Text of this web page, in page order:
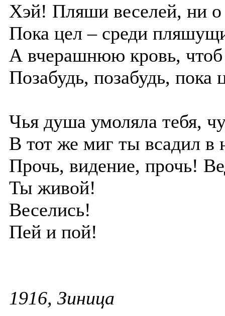
Хэй! Пляши веселей, ни
Пока цел – среди
А вчерашнюю кровь, чтоб
Позабудь, позабудь, пока
Чья душа умоляла тебя,
В тот же миг ты всадил в
Прочь, видение, прочь!
Ты живой!
Веселись!
Пей и пой!
1916, Зиница